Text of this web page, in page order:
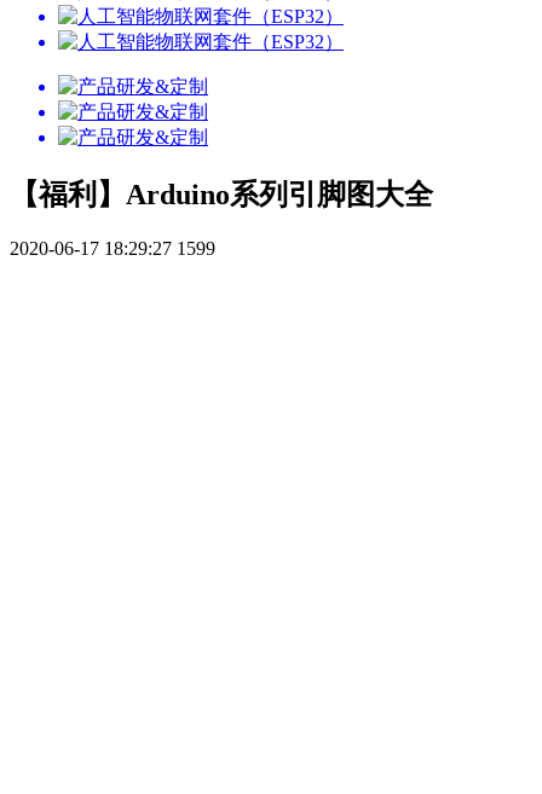
【福利】Arduino系列引脚图大全
2020-06-17 18:29:27 1599